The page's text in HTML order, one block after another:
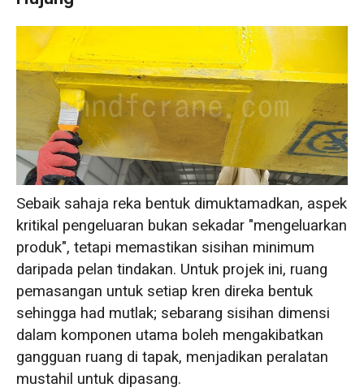
Sebaik sahaja reka bentuk dimuktamadkan, aspek
kritikal pengeluaran bukan sekadar "mengeluarkan
produk", tetapi memastikan sisihan minimum
daripada pelan tindakan. Untuk projek ini, ruang
pemasangan untuk setiap kren direka bentuk
sehingga had mutlak; sebarang sisihan dimensi
dalam komponen utama boleh mengakibatkan
gangguan ruang di tapak, menjadikan peralatan
mustahil untuk dipasang.